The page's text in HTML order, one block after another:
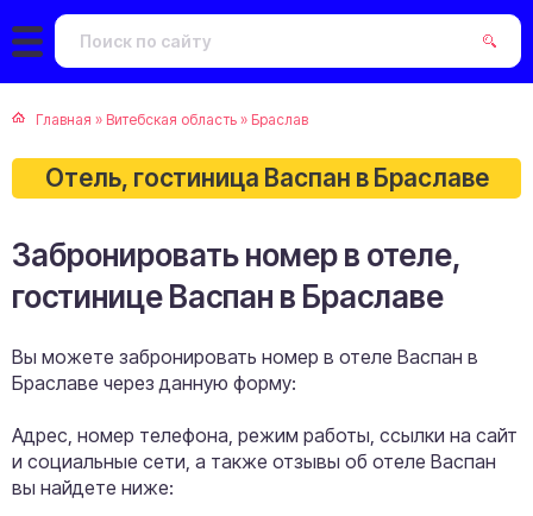
Главная » Витебская область » Браслав
Отель, гостиница Васпан в Браславе
Забронировать номер в отеле,
гостинице Васпан в Браславе
Вы можете забронировать номер в отеле Васпан в
Браславе через данную форму:
Адрес, номер телефона, режим работы, ссылки на сайт
и социальные сети, а также отзывы об отеле Васпан
вы найдете ниже: